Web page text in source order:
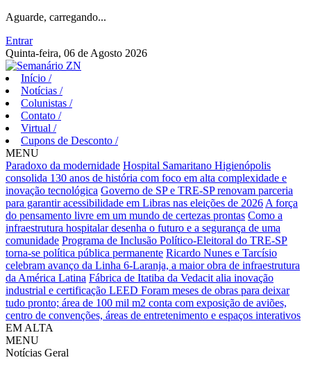
Aguarde, carregando...
Entrar
Quinta-feira, 06 de Agosto 2026
Início /
Notícias /
Colunistas /
Contato /
Virtual /
Cupons de Desconto /
MENU
Paradoxo da modernidade Hospital Samaritano Higienópolis
consolida 130 anos de história com foco em alta complexidade e
inovação tecnológica Governo de SP e TRE-SP renovam parceria
para garantir acessibilidade em Libras nas eleições de 2026 A força
do pensamento livre em um mundo de certezas prontas Como a
infraestrutura hospitalar desenha o futuro e a segurança de uma
comunidade Programa de Inclusão Político-Eleitoral do TRE-SP
torna-se política pública permanente Ricardo Nunes e Tarcísio
celebram avanço da Linha 6-Laranja, a maior obra de infraestrutura
da América Latina Fábrica de Itatiba da Vedacit alia inovação
industrial e certificação LEED Foram meses de obras para deixar
tudo pronto; área de 100 mil m2 conta com exposição de aviões,
centro de convenções, áreas de entretenimento e espaços interativos
EM ALTA
MENU
Notícias Geral